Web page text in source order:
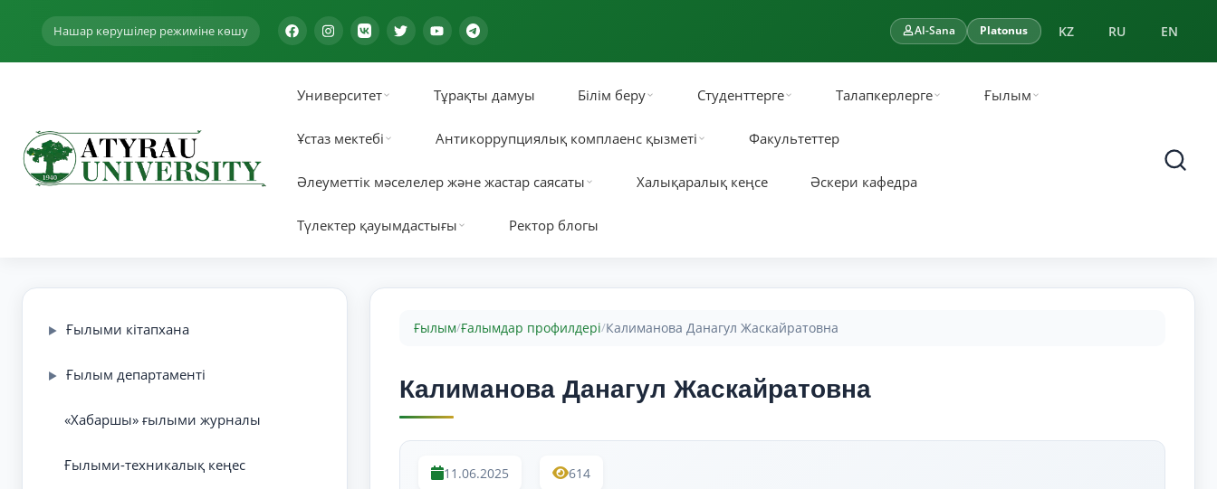
Нашар көрушілер режиміне көшу AI-Sana Platonus KZ RU EN
Университет Тұрақты дамуы Білім беру Студенттерге Талапкерлерге Ғылым
Ұстаз мектебі Антикоррупциялық комплаенс қызметі Факультеттер
Әлеуметтік мәселелер және жастар саясаты Халықаралық кеңсе Әскери кафедра
Түлектер қауымдастығы Ректор блогы
▶ Ғылыми кітапхана
▶ Ғылым департаменті
«Хабаршы» ғылыми журналы
Ғылыми-техникалық кеңес
Ғылым/Ғалымдар профилдері/Калиманова Данагул Жаскайратовна
Калиманова Данагул Жаскайратовна
11.06.2025 614